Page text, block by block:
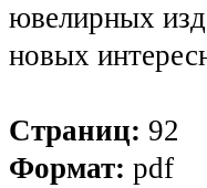
ювелирных
новых
Страниц: 92
Формат: pdf